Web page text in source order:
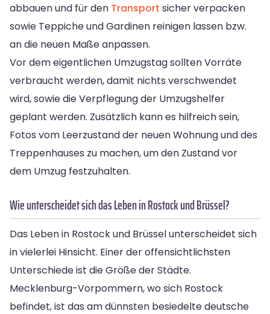
abbauen und für den Transport sicher verpacken
sowie Teppiche und Gardinen reinigen lassen bzw.
an die neuen Maße anpassen.
Vor dem eigentlichen Umzugstag sollten Vorräte
verbraucht werden, damit nichts verschwendet
wird, sowie die Verpflegung der Umzugshelfer
geplant werden. Zusätzlich kann es hilfreich sein,
Fotos vom Leerzustand der neuen Wohnung und des
Treppenhauses zu machen, um den Zustand vor
dem Umzug festzuhalten.
Wie unterscheidet sich das Leben in Rostock und Brüssel?
Das Leben in Rostock und Brüssel unterscheidet sich
in vielerlei Hinsicht. Einer der offensichtlichsten
Unterschiede ist die Größe der Städte.
Mecklenburg-Vorpommern, wo sich Rostock
befindet, ist das am dünnsten besiedelte deutsche